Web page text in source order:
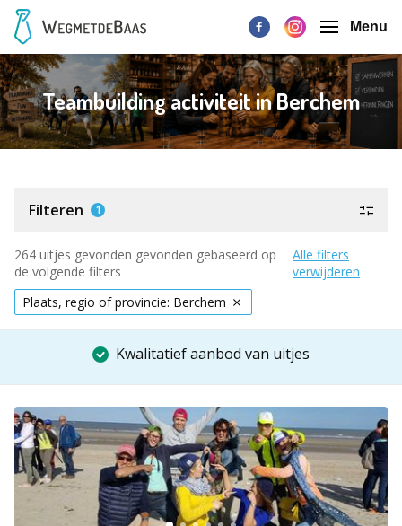
Menu
Teambuilding activiteit in Berchem
Filteren 1
264 uitjes gevonden gevonden gebaseerd op
de volgende filters
Alle filters
verwijderen
Plaats, regio of provincie: Berchem
Kwalitatief aanbod van uitjes